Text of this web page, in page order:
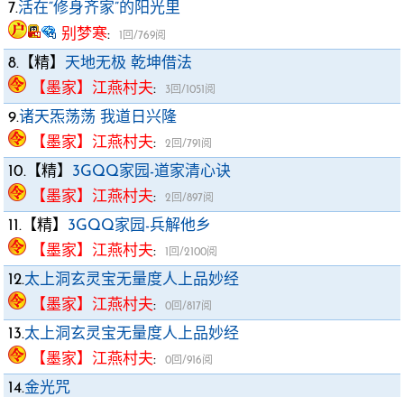
7.活在“修身齐家”的阳光里
别梦寒: 1回/769阅
8.【精】 天地无极 乾坤借法
【墨家】江燕村夫: 3回/1051阅
9.诸天炁荡荡 我道日兴隆
【墨家】江燕村夫: 2回/791阅
10.【精】 3GQQ家园-道家清心诀
【墨家】江燕村夫: 2回/897阅
11.【精】 3GQQ家园-兵解他乡
【墨家】江燕村夫: 1回/2100阅
12.太上洞玄灵宝无量度人上品妙经
【墨家】江燕村夫: 0回/817阅
13.太上洞玄灵宝无量度人上品妙经
【墨家】江燕村夫: 0回/916阅
14.金光咒